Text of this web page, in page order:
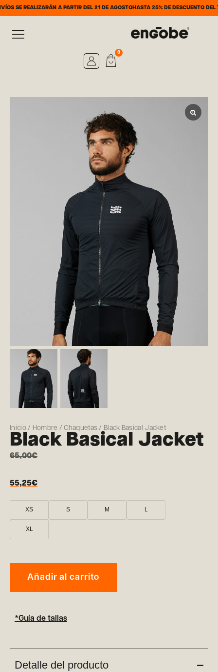
A PARTIR DEL 21 DE AGOSTOHASTA 25% DE DESCUENTO DEL 7 AL 31
0
Inicio/ Hombre /Chaquetas / Black Basical Jacket
Black Basical Jacket
65,00€
55,25€
XS S M L
XL
Añadir al carrito
*Guía de tallas
Detalle del producto